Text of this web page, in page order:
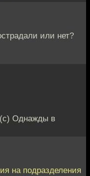
или нет?
Однажды в
на подразделения